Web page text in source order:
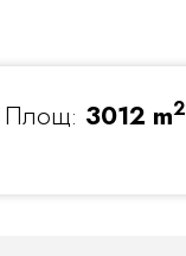
Площ: 3012 m2